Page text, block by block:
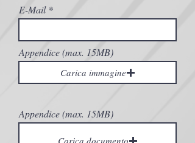
E-Mail
Appendice (max. 15MB)
Carica immagine
Appendice (max. 15MB)
Carica documento